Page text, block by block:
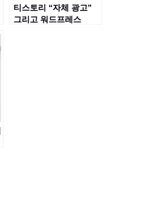
티스토리 “자체 광고”
그리고 워드프레스